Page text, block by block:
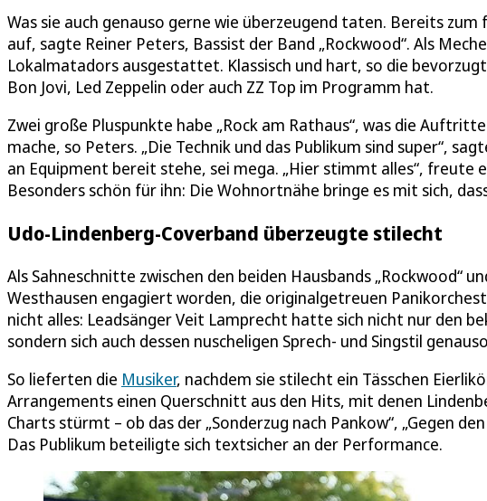
Was sie auch genauso gerne wie überzeugend taten. Bereits
auf, sagte Reiner Peters, Bassist der Band „Rockwood“. Als
Lokalmatadors ausgestattet. Klassisch und hart, so die
Bon Jovi, Led Zeppelin oder auch ZZ Top im Programm hat.
Zwei große Pluspunkte habe „Rock am Rathaus“, was die
mache, so Peters. „Die Technik und das Publikum sind super“,
an Equipment bereit stehe, sei mega. „Hier stimmt alles“,
Besonders schön für ihn: Die Wohnortnähe bringe es mit sich,
Udo-Lindenberg-Coverband überzeugte stilecht
Als Sahneschnitte zwischen den beiden Hausbands „Rockwood“
Westhausen engagiert worden, die originalgetreuen
nicht alles: Leadsänger Veit Lamprecht hatte sich nicht nur den
sondern sich auch dessen nuscheligen Sprech- und Singstil
So lieferten die Musiker, nachdem sie stilecht ein Tässchen
Arrangements einen Querschnitt aus den Hits, mit denen
Charts stürmt – ob das der „Sonderzug nach Pankow“, „Gegen
Das Publikum beteiligte sich textsicher an der Performance.